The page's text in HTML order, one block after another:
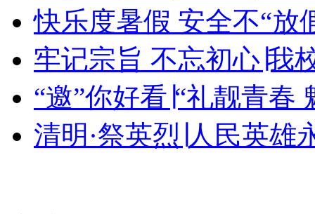
快乐度暑假 安全不“放
牢记宗旨 不忘初心∣我
“邀”你好看∣“礼靓青春
清明·祭英烈∣人民英雄